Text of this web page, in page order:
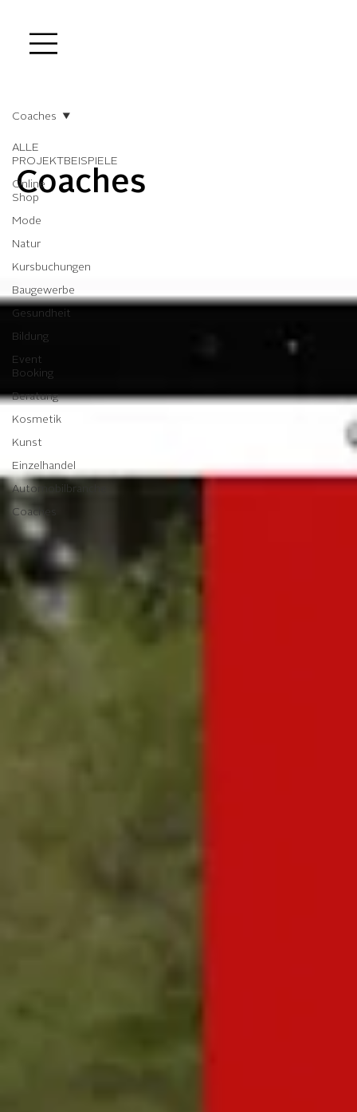
ALLE
PROJEKTBEISPIELE
Online
Shop
Mode
Natur
Kursbuchungen
Baugewerbe
Gesundheit
Bildung
Event
Booking
Beratung
Kosmetik
Kunst
Einzelhandel
Automobilbranche
Coaches
Coaches
Coaches